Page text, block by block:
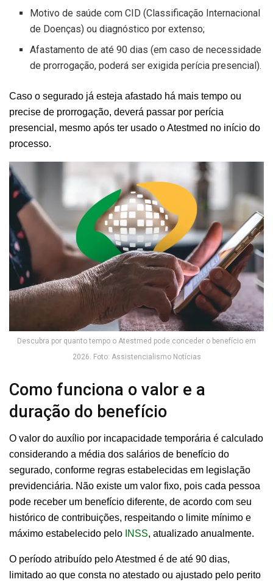
Motivo de saúde com CID (Classificação Internacional
de Doenças) ou diagnóstico por extenso;
Afastamento de até 90 dias (em caso de necessidade
de prorrogação, poderá ser exigida perícia presencial).
Caso o segurado já esteja afastado há mais tempo ou
precise de prorrogação, deverá passar por perícia
presencial, mesmo após ter usado o Atestmed no início do
processo.
Descubra por quanto tempo o Atestmed pode conceder o benefício em
2026. Foto: Assistencialismo Notícias
Como funciona o valor e a
duração do benefício
O valor do auxílio por incapacidade temporária é calculado
considerando a média dos salários de benefício do
segurado, conforme regras estabelecidas em legislação
previdenciária. Não existe um valor fixo, pois cada pessoa
pode receber um benefício diferente, de acordo com seu
histórico de contribuições, respeitando o limite mínimo e
máximo estabelecido pelo INSS, atualizado anualmente.
O período atribuído pelo Atestmed é de até 90 dias,
limitado ao que consta no atestado ou ajustado pelo perito